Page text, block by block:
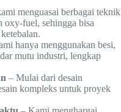
menguasai berbagai teknik
fuel, sehingga bisa
hanya menggunakan besi,
mutu industri, lengkap
– Mulai dari desain
kompleks untuk proyek